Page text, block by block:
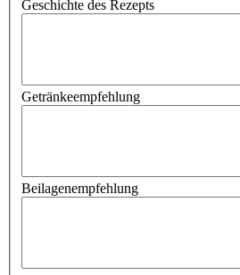
Geschichte des Rezepts
Getränkeempfehlung
Beilagenempfehlung